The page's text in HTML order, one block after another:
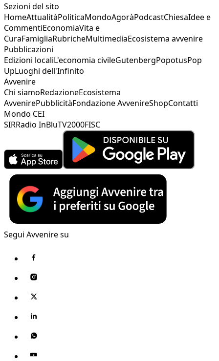
Sezioni del sito
HomeAttualitàPoliticaMondoAgoràPodcastChiesaIdee e
CommentiEconomiaVita e
CuraFamigliaRubricheMultimediaEcosistema avvenire
Pubblicazioni
Edizioni localiL'economia civileGutenbergPopotusPop
UpLuoghi dell'Infinito
Avvenire
Chi siamoRedazioneEcosistema
AvvenirePubblicitàFondazione AvvenireShopContatti
Mondo CEI
SIRRadio InBluTV2000FISC
Segui Avvenire su